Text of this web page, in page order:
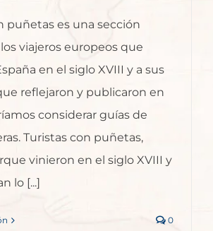
puñetas es una sección
viajeros europeos que
en el siglo XVIII y a sus
reflejaron y publicaron en
considerar guías de
Turistas con puñetas,
vinieron en el siglo XVIII y
lo [...]
0